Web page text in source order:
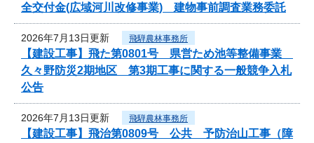
全交付金(広域河川改修事業) 建物事前調査業務委託
2026年7月13日更新 飛騨農林事務所
【建設工事】飛た第0801号 県営ため池等整備事業
久々野防災2期地区 第3期工事に関する一般競争入札
公告
2026年7月13日更新 飛騨農林事務所
【建設工事】飛治第0809号 公共 予防治山工事（障